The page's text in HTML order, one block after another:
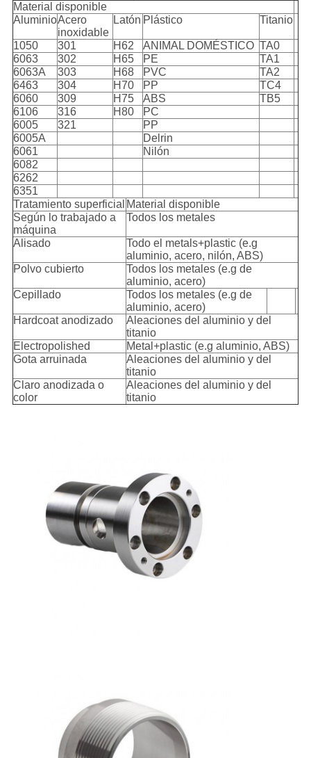
Material disponible
AluminioAcero
inoxidable
Latón Plástico Titanio
1050 301 H62 ANIMAL DOMÉSTICO TA0
6063
302 H65 PE
TA1
6063A
303 H68 PVC
TA2
6463
304 H70 PP
TC4
6060
309 H75 ABS
TB5
6106
316 H80
PC
6005
321
PP
6005A
Delrin
6061
Nilón
6082
6262
6351
Tratamiento superficial Material disponible
Según lo trabajado a
máquina
Todos los metales
Alisado
Todo el metals+plastic (e.g
aluminio, acero, nilón, ABS)
Polvo cubierto
Todos los metales (e.g de
aluminio, acero)
Cepillado
Todos los metales (e.g de
aluminio, acero)
Hardcoat anodizado
Aleaciones del aluminio y del
titanio
Electropolished
Metal+plastic (e.g aluminio, ABS)
Gota arruinada
Aleaciones del aluminio y del
titanio
Claro anodizada o
color
Aleaciones del aluminio y del
titanio